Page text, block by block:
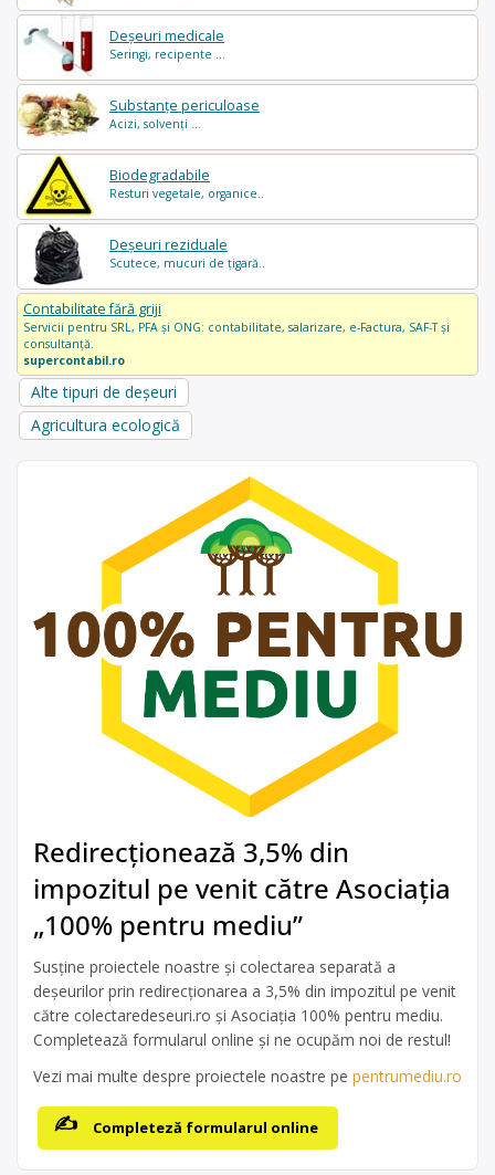
Deșeuri medicale
Seringi, recipente ...
Substanțe periculoase
Acizi, solvenți ...
Biodegradabile
Resturi vegetale, organice..
Deșeuri reziduale
Scutece, mucuri de țigară..
Contabilitate fără griji
Servicii pentru SRL, PFA și ONG: contabilitate, salarizare, e-Factura, SAF-T și
consultanță.
supercontabil.ro
Alte tipuri de deșeuri
Agricultura ecologică
Redirecționează 3,5% din
impozitul pe venit către Asociația
„100% pentru mediu”
Susține proiectele noastre și colectarea separată a
deșeurilor prin redirecționarea a 3,5% din impozitul pe venit
către colectaredeseuri.ro și Asociația 100% pentru mediu.
Completează formularul online și ne ocupăm noi de restul!
Vezi mai multe despre proiectele noastre pe pentrumediu.ro
Completeză formularul online